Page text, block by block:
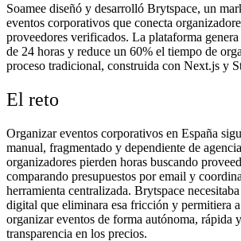
Soamee diseñó y desarrolló Brytspace, un
eventos corporativos que conecta
proveedores verificados. La plataforma genera
de 24 horas y reduce un 60% el tiempo de
proceso tradicional, construida con Next.js y
El reto
Organizar eventos corporativos en España
manual, fragmentado y dependiente de
organizadores pierden horas buscando
comparando presupuestos por email y
herramienta centralizada. Brytspace
digital que eliminara esa fricción y permitiera
organizar eventos de forma autónoma, rápida
transparencia en los precios.